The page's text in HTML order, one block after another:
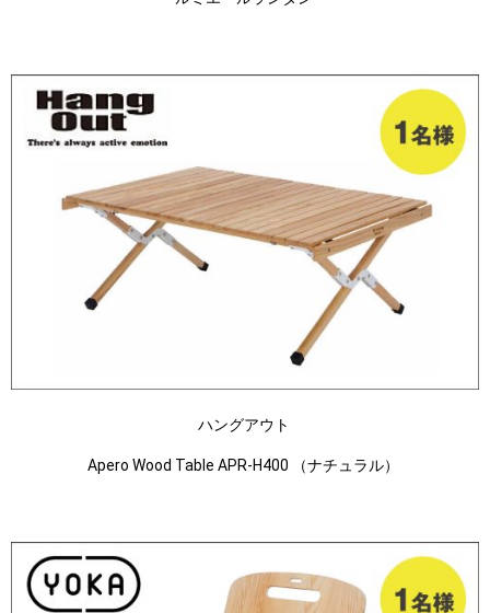
ハングアウト
Apero Wood Table APR-H400 （ナチュラル）